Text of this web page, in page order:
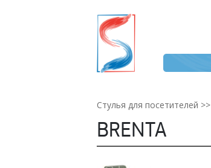
Стулья для посетителей >>
BRENTA